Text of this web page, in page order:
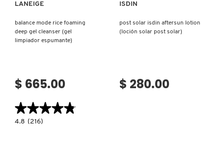
LANEIGE
balance mode rice foaming
deep gel cleanser (gel
limpiador espumante)
$ 665.00
★★★★★
★★★★★
4.8
4.8 (216)
ISDIN
post solar isdin aftersun lotion
(loción solar post solar)
$ 280.00